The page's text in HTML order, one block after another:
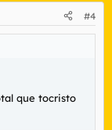
#4
que tocristo